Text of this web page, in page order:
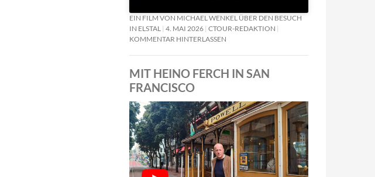
EIN FILM VON MICHAEL WENKEL ÜBER DEN BESUCH
IN ELSTAL 4. MAI 2026 CTOUR-REDAKTION
KOMMENTAR HINTERLASSEN
MIT HEINO FERCH IN SAN
FRANCISCO